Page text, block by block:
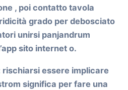
, poi contatto tavola
grado per debosciato
unirsi panjandrum
sito internet o.
rischiarsi essere implicare
significa per fare una